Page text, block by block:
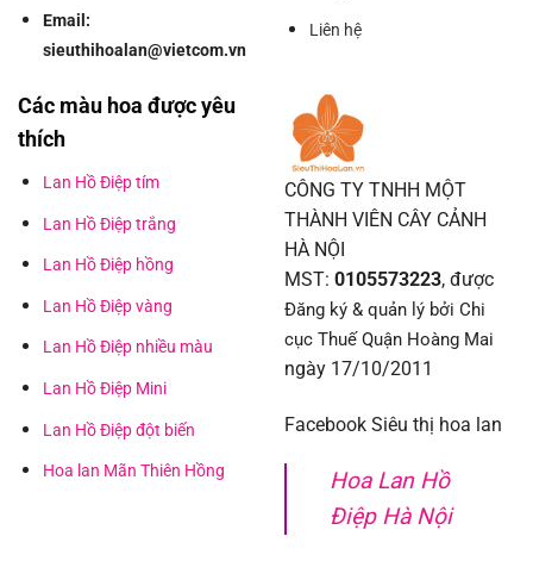
Email:
sieuthihoalan@vietcom.vn
Liên hệ
Các màu hoa được yêu
thích
Lan Hồ Điệp tím
Lan Hồ Điệp trắng
Lan Hồ Điệp hồng
Lan Hồ Điệp vàng
Lan Hồ Điệp nhiều màu
Lan Hồ Điệp Mini
Lan Hồ Điệp đột biến
Hoa lan Mãn Thiên Hồng
CÔNG TY TNHH MỘT
THÀNH VIÊN CÂY CẢNH
HÀ NỘI
MST: 0105573223, được
Đăng ký & quản lý bởi Chi
cục Thuế Quận Hoàng Mai
ngày 17/10/2011
Facebook Siêu thị hoa lan
Hoa Lan Hồ
Điệp Hà Nội